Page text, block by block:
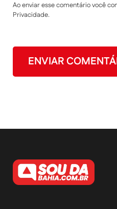
Ao enviar esse comentário você
Privacidade.